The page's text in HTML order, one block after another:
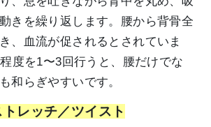
きを繰り返します。腰から背骨全
、血流が促されるとされていま
度を1〜3回行うと、腰だけでな
和らぎやすいです。
レッチ／ツイスト